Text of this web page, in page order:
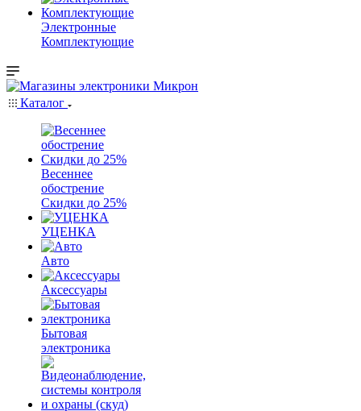
Электронные
Комплектующие
Каталог
Весеннее
обострение
Скидки до 25%
УЦЕНКА
Авто
Аксессуары
Бытовая
электроника